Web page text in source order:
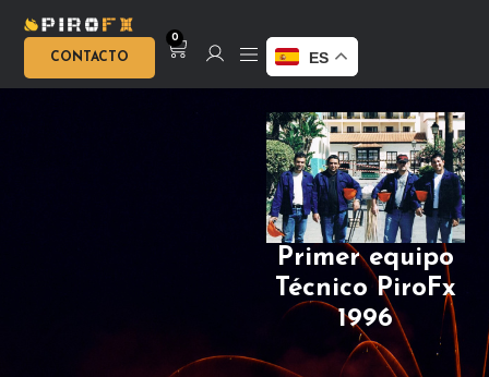
CONTACTO
0
ES
Fundado
res
PiroFx
1914